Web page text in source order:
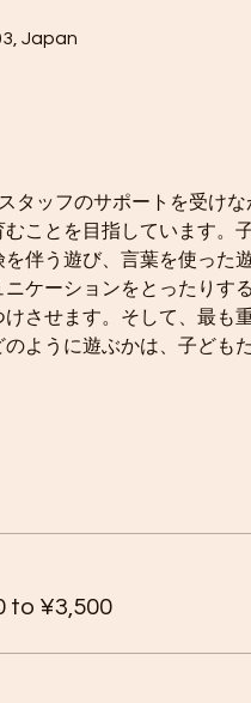
Japan
タッフのサポートを受け
ことを目指しています。
伴う遊び、言葉を使った
ケーションをとったりす
させます。そして、最も
ように遊ぶかは、子ども
to ¥3,500